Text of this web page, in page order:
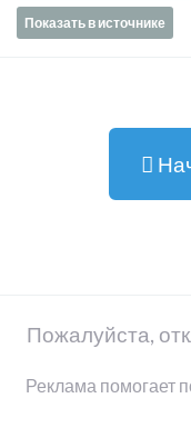
Показать в источнике
Пожалуйста,